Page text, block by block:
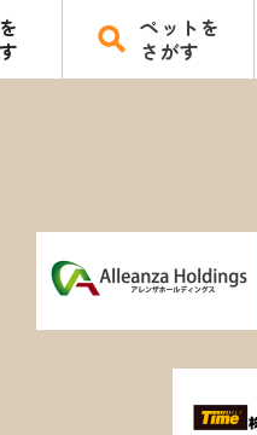
ペットを
さがす